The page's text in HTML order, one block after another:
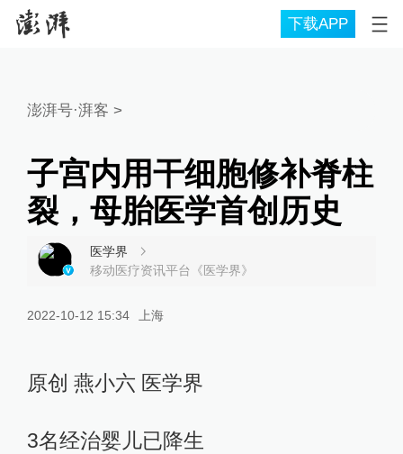
下载APP
澎湃号·湃客 >
子宫内用干细胞修补脊柱
裂，母胎医学首创历史
医学界
移动医疗资讯平台《医学界》
2022-10-12 15:34 上海
原创 燕小六 医学界
3名经治婴儿已降生